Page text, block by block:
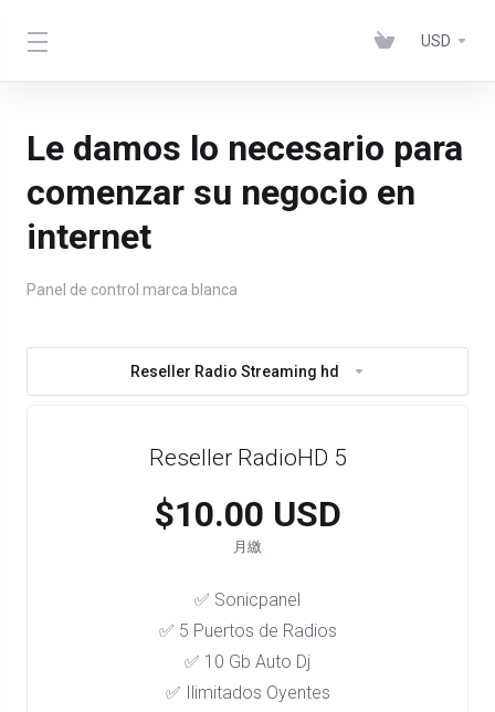
USD
Le damos lo necesario para
comenzar su negocio en
internet
Panel de control marca blanca
Reseller Radio Streaming hd
Reseller RadioHD 5
$10.00 USD
月繳
✅ Sonicpanel
✅ 5 Puertos de Radios
✅ 10 Gb Auto Dj
✅ Ilimitados Oyentes